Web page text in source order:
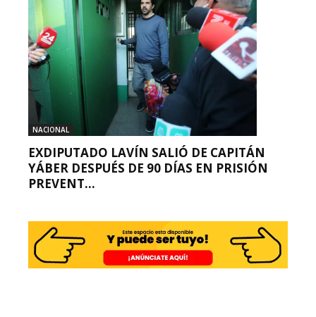
NACIONAL
EXDIPUTADO LAVÍN SALIÓ DE CAPITÁN
YÁBER DESPUÉS DE 90 DÍAS EN PRISIÓN
PREVENT...